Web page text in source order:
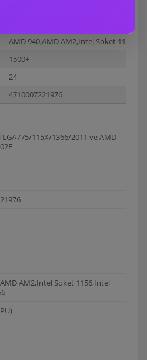
AMD 940,AMD AM2,Intel Soket
1500+
24
4710007221976
LGA775/115X/1366/2011 ve AMD
AM2,Intel Soket 1156,Intel